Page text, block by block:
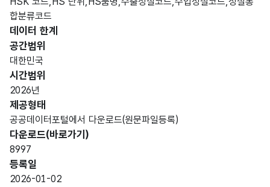
합분류코드
데이터 한계
공간범위
대한민국
시간범위
2026년
제공형태
공공데이터포털에서 다운로드(원문파일등록)
다운로드(바로가기)
8997
등록일
2026-01-02